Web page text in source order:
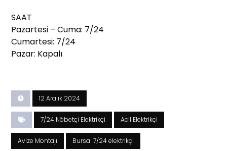
SAAT
Pazartesi – Cuma: 7/24
Cumartesi: 7/24
Pazar: Kapalı
12 Aralık 2024
7/24 Nöbetçi Elektrikçi Acil Elektrikçi
Avize Montajı Bursa 7/24 elektrikçi